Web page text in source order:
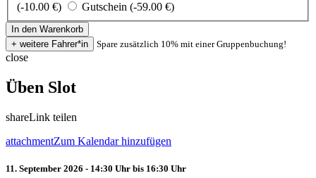
(-10.00 €)
Gutschein (-59.00 €)
Spare zusätzlich 10% mit einer Gruppenbuchung!
close
Üben Slot
shareLink teilen
attachmentZum Kalendar hinzufügen
11. September 2026 - 14:30 Uhr bis 16:30 Uhr